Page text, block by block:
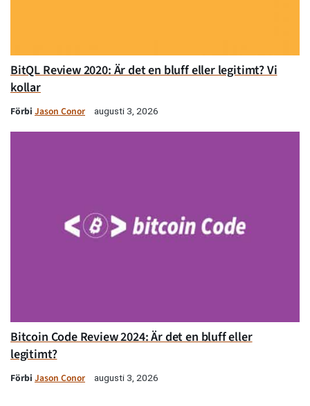
BitQL Review 2020: Är det en bluff eller legitimt? Vi
kollar
Förbi Jason Conor augusti 3, 2026
Bitcoin Code Review 2024: Är det en bluff eller
legitimt?
Förbi Jason Conor augusti 3, 2026